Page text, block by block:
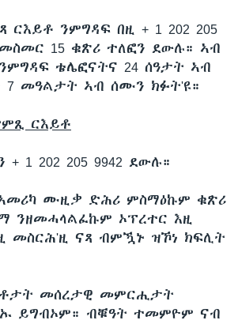
ንምግዳፍ በዚ + 1 202 205
15 ቁጽሪ ተለፎን ደውሉ። ኣብ
ቴሌፎናትና 24 ሰዓታት ኣብ
መዓልታት ኣብ ሰሙን ክፉት'ዩ።
ርእይቶ
1 202 205 9942 ደውሉ።
ሙዚቃ ድሕሪ ምስማዕኩም ቁጽሪ
ንዘመሓላልፈኩም ኦፕረተር እዚ
መስርሕ'ዚ ናጻ ብምዃኑ ዝኾነ ክፍሊት
መሰረታዊ መምርሒታት
ይግብኦም። ብቑዓት ተመምዮም ናብ